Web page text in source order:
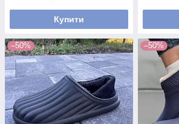
Купити
–50% –50%